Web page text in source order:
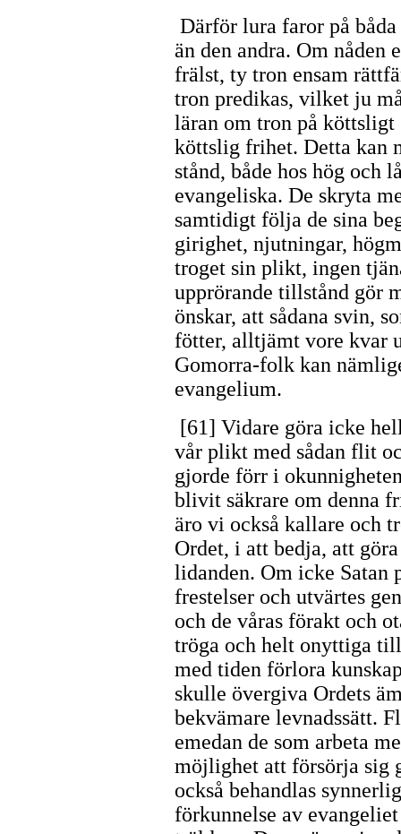
Därför lura faror på
än den andra. Om
frälst, ty tron ensam
tron predikas, vilket ju
läran om tron på
köttslig frihet. Detta kan
stånd, både hos hög och
evangeliska. De skryta
samtidigt följa de sina
girighet, njutningar,
troget sin plikt, ingen
upprörande tillstånd gör
önskar, att sådana svin,
fötter, alltjämt vore kvar
Gomorra-folk kan
evangelium.
[61] Vidare göra icke
vår plikt med sådan flit
gjorde förr i
blivit säkrare om denna
äro vi också kallare och
Ordet, i att bedja, att
lidanden. Om icke Satan
frestelser och utvärtes
och de våras förakt och
tröga och helt onyttiga
med tiden förlora
skulle övergiva Ordets
bekvämare levnadssätt.
emedan de som arbeta
möjlighet att försörja sig
också behandlas
förkunnelse av